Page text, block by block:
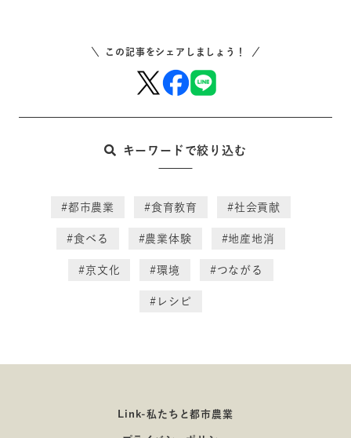
この記事をシェアしましょう！
キーワードで絞り込む
#都市農業 #食育教育 #社会貢献
#食べる #農業体験 #地産地消
#京文化 #環境 #つながる
#レシピ
Link-私たちと都市農業